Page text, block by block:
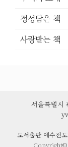
정성담은 책
사랑받는 책
서울특별시
도서출판 예수전